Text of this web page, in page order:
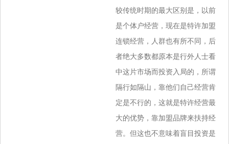
较传统时期的最大区别是，以前
是个体户经营，现在是特许加盟
连锁经营，人群也有所不同，后
者绝大多数都原本是行外人士看
中这片市场而投资入局的，所谓
隔行如隔山，靠他们自己经营肯
定是不行的，这就是特许经营最
大的优势，靠加盟品牌来扶持经
营。但这也不意味着盲目投资是